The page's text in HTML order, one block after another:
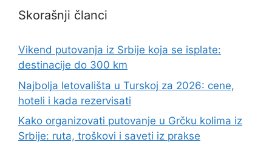
Skorašnji članci
Vikend putovanja iz Srbije koja se isplate:
destinacije do 300 km
Najbolja letovališta u Turskoj za 2026: cene,
hoteli i kada rezervisati
Kako organizovati putovanje u Grčku kolima iz
Srbije: ruta, troškovi i saveti iz prakse